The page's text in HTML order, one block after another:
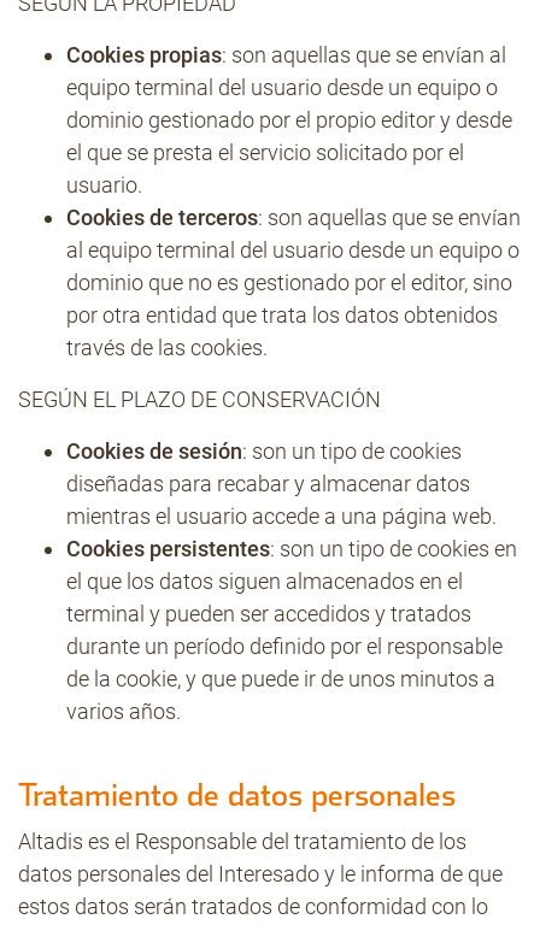
Cookies propias: son aquellas que se envían al
equipo terminal del usuario desde un equipo o
dominio gestionado por el propio editor y desde
el que se presta el servicio solicitado por el
usuario.
Cookies de terceros: son aquellas que se envían
al equipo terminal del usuario desde un equipo o
dominio que no es gestionado por el editor, sino
por otra entidad que trata los datos obtenidos
través de las cookies.
SEGÚN EL PLAZO DE CONSERVACIÓN
Cookies de sesión: son un tipo de cookies
diseñadas para recabar y almacenar datos
mientras el usuario accede a una página web.
Cookies persistentes: son un tipo de cookies en
el que los datos siguen almacenados en el
terminal y pueden ser accedidos y tratados
durante un período definido por el responsable
de la cookie, y que puede ir de unos minutos a
varios años.
Tratamiento de datos personales
Altadis es el Responsable del tratamiento de los
datos personales del Interesado y le informa de que
estos datos serán tratados de conformidad con lo